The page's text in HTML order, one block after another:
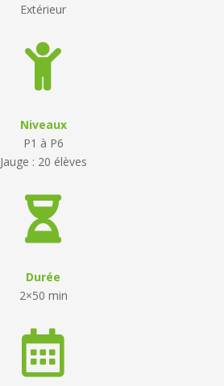
Extérieur

Niveaux
P1 à P6
Jauge : 20 élèves

Durée
2×50 min
